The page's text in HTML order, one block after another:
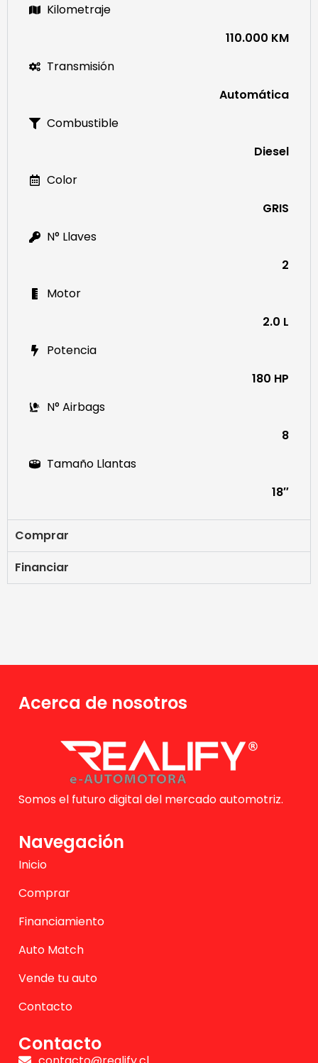
Kilometraje
110.000 KM
Transmisión
Automática
Combustible
Diesel
Color
GRIS
N° Llaves
2
Motor
2.0 L
Potencia
180 HP
N° Airbags
8
Tamaño Llantas
18″
Comprar
Financiar
Acerca de nosotros
Somos el futuro digital del mercado automotriz.
Navegación
Inicio
Comprar
Financiamiento
Auto Match
Vende tu auto
Contacto
Contacto